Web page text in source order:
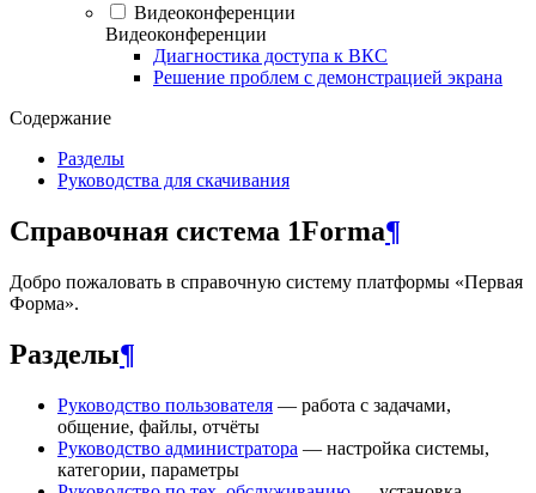
Видеоконференции
Видеоконференции
Диагностика доступа к ВКС
Решение проблем с демонстрацией экрана
Содержание
Разделы
Руководства для скачивания
Справочная система 1Forma¶
Добро пожаловать в справочную систему платформы «Первая
Форма».
Разделы¶
Руководство пользователя — работа с задачами,
общение, файлы, отчёты
Руководство администратора — настройка системы,
категории, параметры